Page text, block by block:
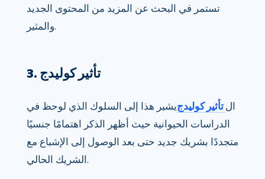
تستمر في البحث عن المزيد من المحتوى الجديد
والمثير.
3. تأثير كوليدج
ال تأثير كوليدجيشير هذا إلى السلوك الذي لوحظ في
الدراسات الحيوانية حيث أظهر الذكر اهتمامًا جنسيًا
متجددًا بشريك جديد حتى بعد الوصول إلى الإشباع مع
الشريك الحالي.